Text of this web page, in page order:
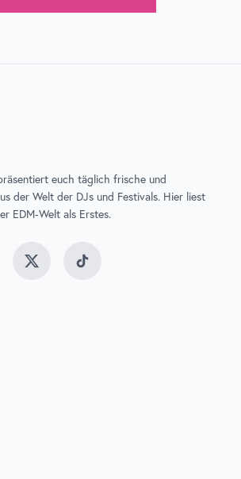
euch täglich frische und
der Welt der DJs und Festivals. Hier liest
EDM-Welt als Erstes.
Twitter TikTok